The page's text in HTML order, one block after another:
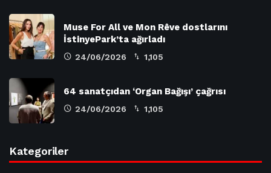
Muse For All ve Mon Rêve dostlarını
İstinyePark’ta ağırladı
24/06/2026 1,105
64 sanatçıdan ‘Organ Bağışı’ çağrısı
24/06/2026 1,105
Kategoriler